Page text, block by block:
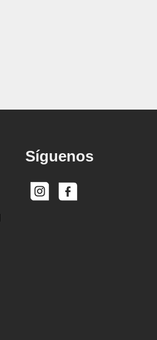
Síguenos